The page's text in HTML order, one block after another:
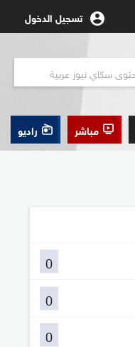
تسجيل الدخول
مباشر راديو
0
0
0